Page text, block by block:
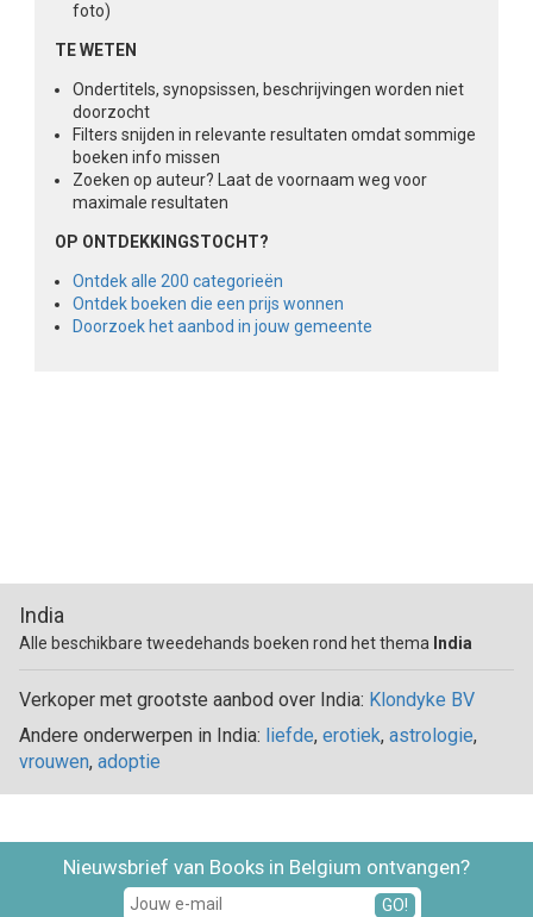
foto)
TE WETEN
Ondertitels, synopsissen, beschrijvingen worden niet
doorzocht
Filters snijden in relevante resultaten omdat sommige
boeken info missen
Zoeken op auteur? Laat de voornaam weg voor
maximale resultaten
OP ONTDEKKINGSTOCHT?
Ontdek alle 200 categorieën
Ontdek boeken die een prijs wonnen
Doorzoek het aanbod in jouw gemeente
India
Alle beschikbare tweedehands boeken rond het thema India
Verkoper met grootste aanbod over India: Klondyke BV
Andere onderwerpen in India: liefde, erotiek, astrologie,
vrouwen, adoptie
Nieuwsbrief van Books in Belgium ontvangen?
GO!